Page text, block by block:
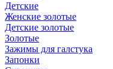
Детские
Женские золотые
Детские золотые
Золотые
Зажимы для галстука
Запонки